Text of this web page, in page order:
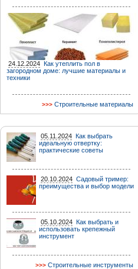
24.12.2024 Как утеплить пол в
загородном доме: лучшие материалы и
техники
Строительные материалы
05.11.2024 Как выбрать
идеальную отвертку:
практические советы
20.10.2024 Садовый тример:
преимущества и выбор модели
05.10.2024 Как выбрать и
использовать крепежный
инструмент
Строительные инструменты